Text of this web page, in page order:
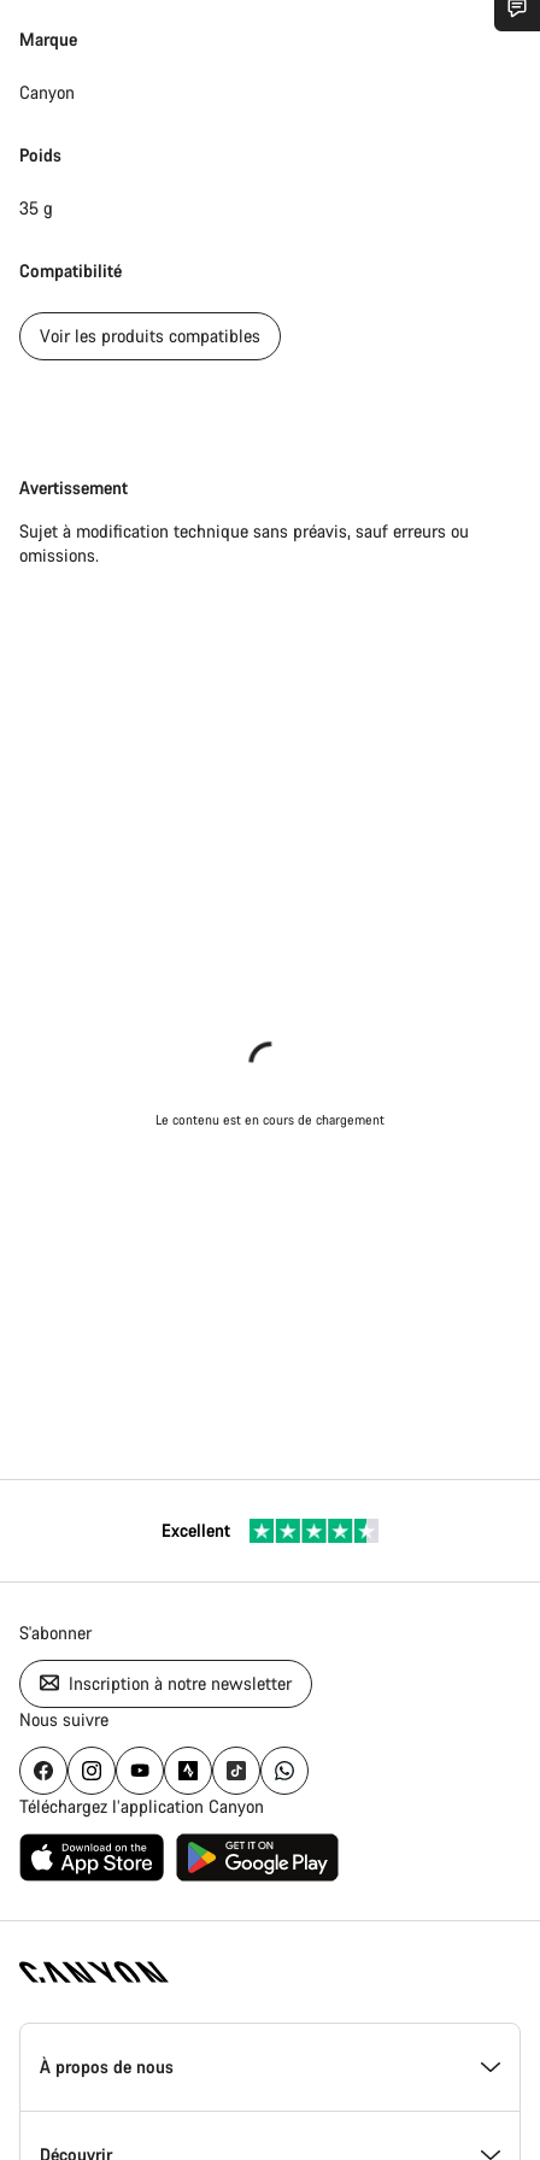
Marque
Canyon
Poids
35 g
Compatibilité
Voir les produits compatibles
Avertissement
Avertissement
Sujet à modification technique sans préavis, sauf erreurs ou
omissions.
Le contenu est en cours de chargement
Excellent
S'abonner
Inscription à notre newsletter
Nous suivre
Téléchargez l’application Canyon
Page
d'accueil
Canyon
-
À propos de nous
Inside Canyon
Découvrir
Besoin d’aide ?